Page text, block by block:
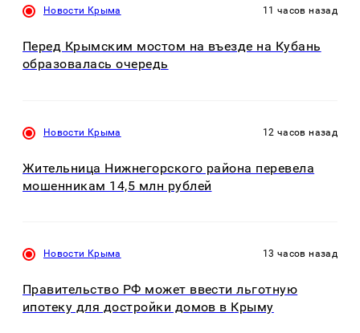
Новости Крыма 11 часов назад
Перед Крымским мостом на въезде на Кубань
образовалась очередь
Новости Крыма 12 часов назад
Жительница Нижнегорского района перевела
мошенникам 14,5 млн рублей
Новости Крыма 13 часов назад
Правительство РФ может ввести льготную
ипотеку для достройки домов в Крыму